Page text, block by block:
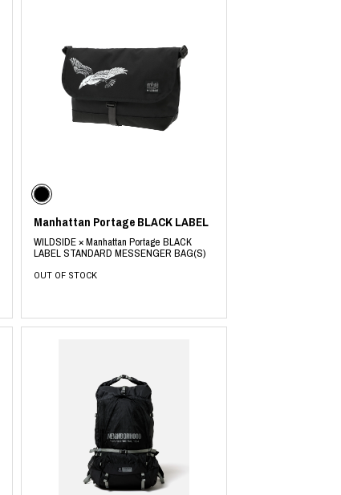
Manhattan Portage BLACK LABEL
WILDSIDE × Manhattan Portage BLACK
LABEL STANDARD MESSENGER BAG(S)
OUT OF STOCK